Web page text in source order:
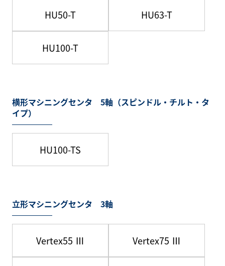
HU50-T HU63-T
HU100-T
横形マシニングセンタ 5軸（スピンドル・チルト・タ
イプ）
HU100-TS
立形マシニングセンタ 3軸
Vertex55 Ⅲ Vertex75 Ⅲ